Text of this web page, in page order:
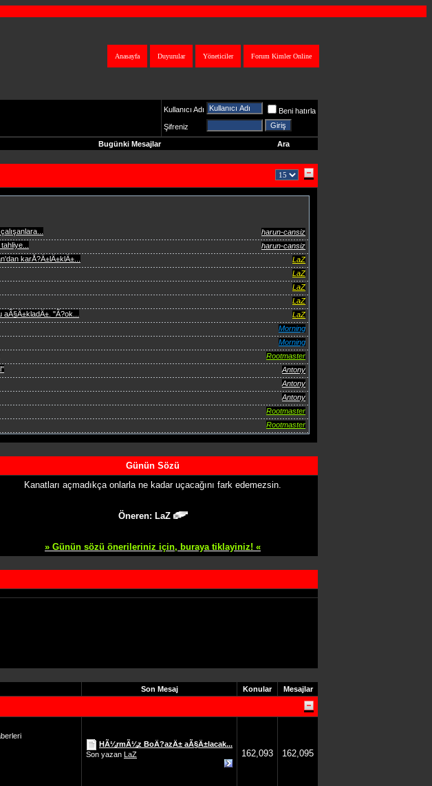
Forum Kimler Online
Yöneticiler
Duyurular
Anasayfa
Kullanıcı Adı
Beni hatırla
Şifreniz
Bugünki Mesajlar Ara
harun-cansiz
harun-cansiz
LaZ
karÅ?Ä±lÄ±klÄ±...
LaZ
LaZ
LaZ
LaZ
"Ã?ok...
Morning
Morning
Rootmaster
Antony
Antony
Antony
Rootmaster
Rootmaster
Günün Sözü
Kanatları açmadıkça onlarla ne kadar uçacağını fark edemezsin.
Öneren: LaZ
» Günün sözü önerileriniz için, buraya tiklayiniz! «
Son Mesaj Konular Mesajlar
HÃ¼rmÃ¼z BoÄ?azÄ± aÃ§Ä±lacak...
Son yazan LaZ 162,093 162,095